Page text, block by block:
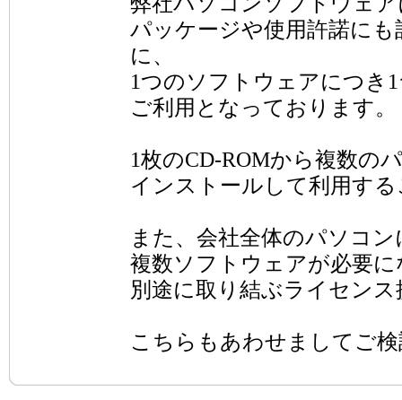
パッケージや使用許諾に
に、
1つのソフトウェアにつき
ご利用となっております。
1枚のCD-ROMから複数の
インストールして利用す
また、会社全体のパソコ
複数ソフトウェアが必要
別途に取り結ぶライセン
こちらもあわせましてご